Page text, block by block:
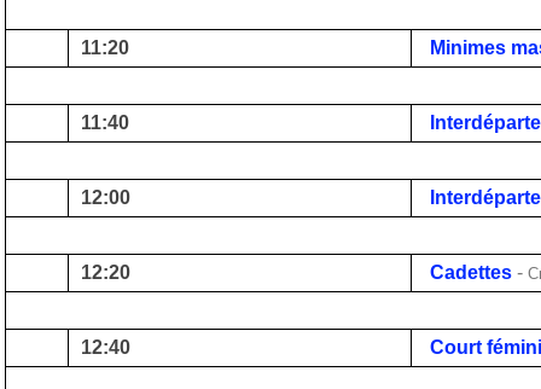
11:20 Minimes
11:40
12:00
12:20 Cadettes -
12:40 Court